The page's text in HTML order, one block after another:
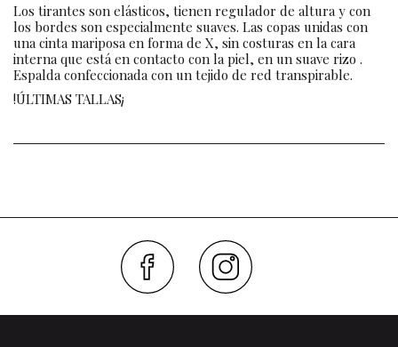
Los tirantes son elásticos, tienen regulador de altura y con
los bordes son especialmente suaves. Las copas unidas con
una cinta mariposa en forma de X, sin costuras en la cara
interna que está en contacto con la piel, en un suave rizo .
Espalda confeccionada con un tejido de red transpirable.
!ÚLTIMAS TALLAS¡